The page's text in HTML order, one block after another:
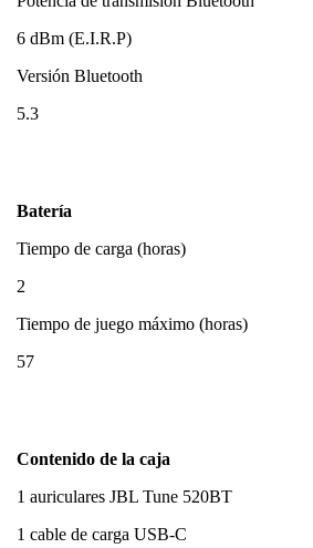
6 dBm (E.I.R.P)
Versión Bluetooth
5.3
Batería
Tiempo de carga (horas)
2
Tiempo de juego máximo (horas)
57
Contenido de la caja
1 auriculares JBL Tune 520BT
1 cable de carga USB-C